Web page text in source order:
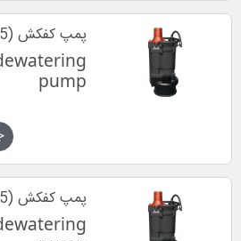
پمپ کفکش (KBZ 35.5)
pump
پمپ کفکش (KBZ 45.5)